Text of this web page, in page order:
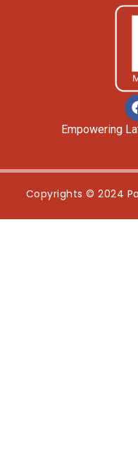
Empowering
Copyrights © 2024